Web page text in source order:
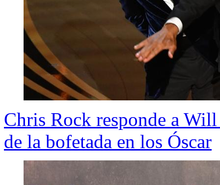
Chris Rock responde a
de la bofetada en los Óscar